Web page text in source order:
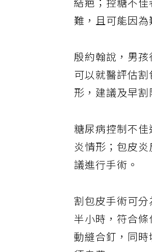
結疤；控糖不
難，且可能因
殷約翰說，男
可以就醫評估
形，建議及早割
糖尿病控制不
炎情形；包皮
議進行手術。
割包皮手術可
半小時，符合
動縫合釘，同